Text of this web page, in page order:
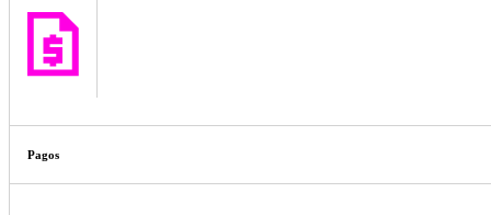
Pagos